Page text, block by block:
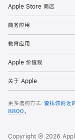
Apple Store 商店
商务应用
教育应用
Apple 价值观
关于 Apple
更多选购方式：查找你附近
8800。
Copyright © 2026 Apple